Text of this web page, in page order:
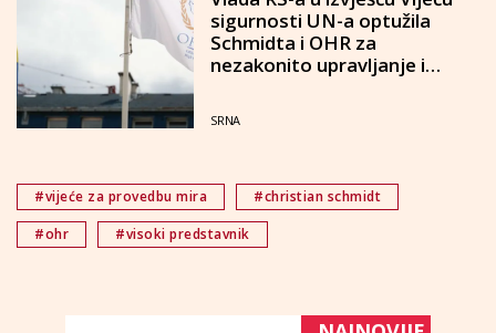
sigurnosti UN-a optužila
Schmidta i OHR za
nezakonito upravljanje i
SRNA
#vijeće za provedbu mira
#christian schmidt
#ohr
#visoki predstavnik